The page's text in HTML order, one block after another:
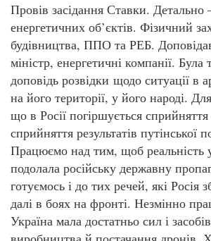
Провів засідання Ставки. Детально
енергетичних об’єктів. Фізичний
будівництва, ППО та РЕБ.
міністр, енергетичні компанії. Була
доповідь розвідки щодо ситуації в
на його території, у його народі.
що в Росії погіршується
сприйняття результатів путінської
Працюємо над тим, щоб реальність
подолала російську державну
готуємось і до тих речей, які Росія
далі в боях на фронті. Незмінно
Україна мала достатньо сил і